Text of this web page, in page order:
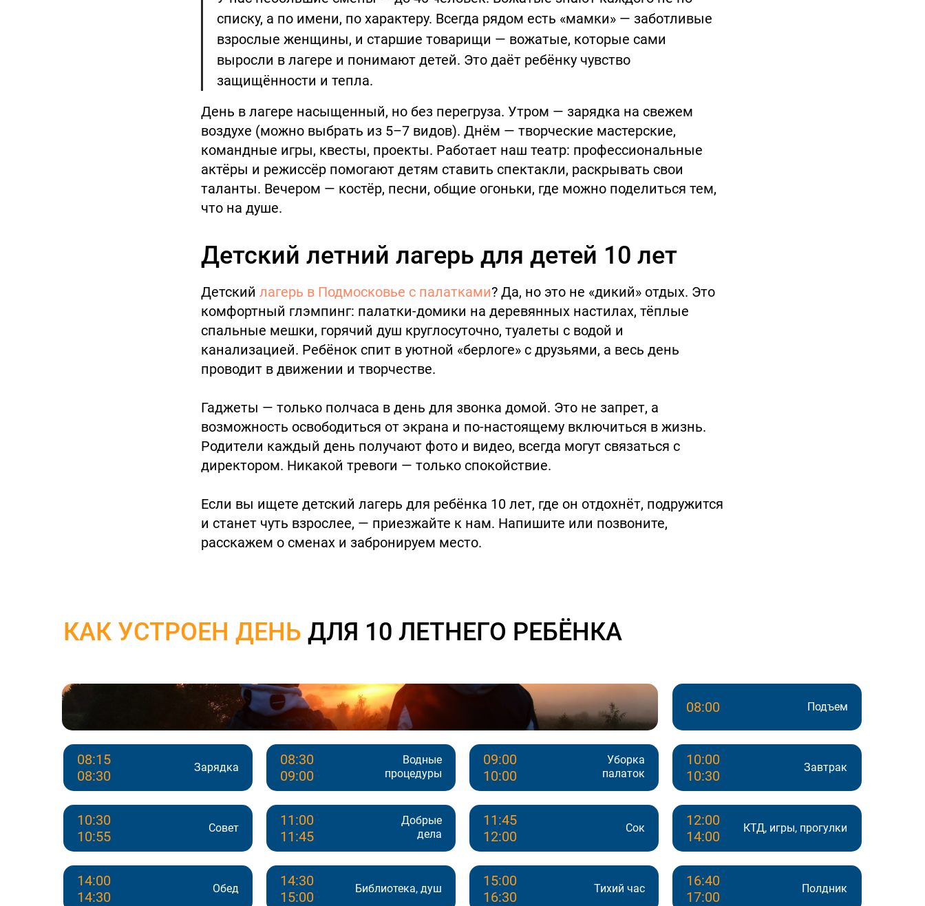
списку, а по имени, по характеру. Всегда рядом есть «мамки» — заботливые
взрослые женщины, и старшие товарищи — вожатые, которые сами
выросли в лагере и понимают детей. Это даёт ребёнку чувство
защищённости и тепла.
День в лагере насыщенный, но без перегруза. Утром — зарядка на свежем
воздухе (можно выбрать из 5–7 видов). Днём — творческие мастерские,
командные игры, квесты, проекты. Работает наш театр: профессиональные
актёры и режиссёр помогают детям ставить спектакли, раскрывать свои
таланты. Вечером — костёр, песни, общие огоньки, где можно поделиться тем,
что на душе.
Детский летний лагерь для детей 10 лет
Детский лагерь в Подмосковье с палатками? Да, но это не «дикий» отдых. Это
комфортный глэмпинг: палатки-домики на деревянных настилах, тёплые
спальные мешки, горячий душ круглосуточно, туалеты с водой и
канализацией. Ребёнок спит в уютной «берлоге» с друзьями, а весь день
проводит в движении и творчестве.
Гаджеты — только полчаса в день для звонка домой. Это не запрет, а
возможность освободиться от экрана и по-настоящему включиться в жизнь.
Родители каждый день получают фото и видео, всегда могут связаться с
директором. Никакой тревоги — только спокойствие.
Если вы ищете детский лагерь для ребёнка 10 лет, где он отдохнёт, подружится
и станет чуть взрослее, — приезжайте к нам. Напишите или позвоните,
расскажем о сменах и забронируем место.
КАК УСТРОЕН ДЕНЬ ДЛЯ 10 ЛЕТНЕГО РЕБЁНКА
Подъем
Зарядка
Водные
процедуры
Уборка
палаток
Совет
Завтрак
08:00
08:15
08:30
08:30
09:00
09:00
10:00
10:30
10:55
10:00
10:30
Добрые
дела
Сок КТД, игры, прогулки
Тихий час
Библиотека, душ
11:00
11:45
11:45
12:00
12:00
14:00
14:00
14:30
15:00
16:30
14:30
15:00
Полдник
16:40
17:00
Обед